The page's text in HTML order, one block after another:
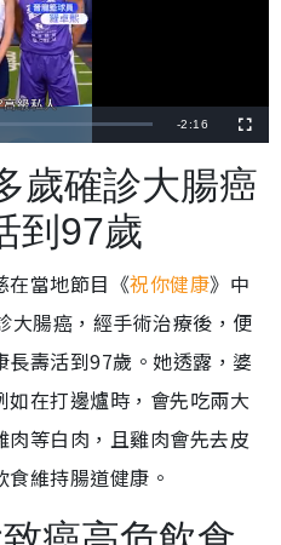
剩
時
-2:16
全
螢
歲確診大腸癌
到97歲
在當地節目《祝你健康》中
大腸癌，經手術治療後，便
壽活到97歲。她透露，婆
在打邊爐時，會先吃兩大
等白肉，且雞肉會先去皮
維持腸道健康。